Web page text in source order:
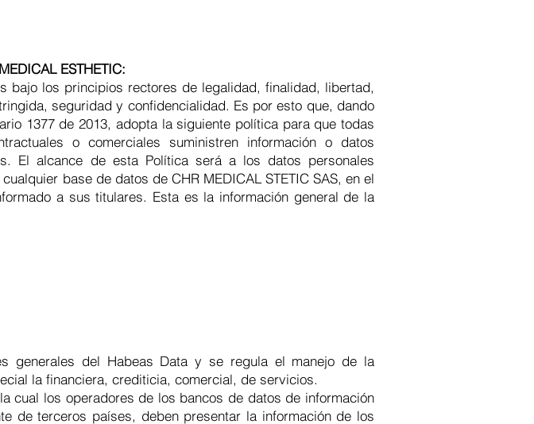
ESTHETIC:
bajo los principios rectores de legalidad, finalidad, libertad,
seguridad y confidencialidad. Es por esto que, dando
1377 de 2013, adopta la siguiente política para que todas
o comerciales suministren información o datos
El alcance de esta Política será a los datos personales
base de datos de CHR MEDICAL STETIC SAS, en el
a sus titulares. Esta es la información general de la
generales del Habeas Data y se regula el manejo de la
la financiera, crediticia, comercial, de servicios.
cual los operadores de los bancos de datos de información
de terceros países, deben presentar la información de los